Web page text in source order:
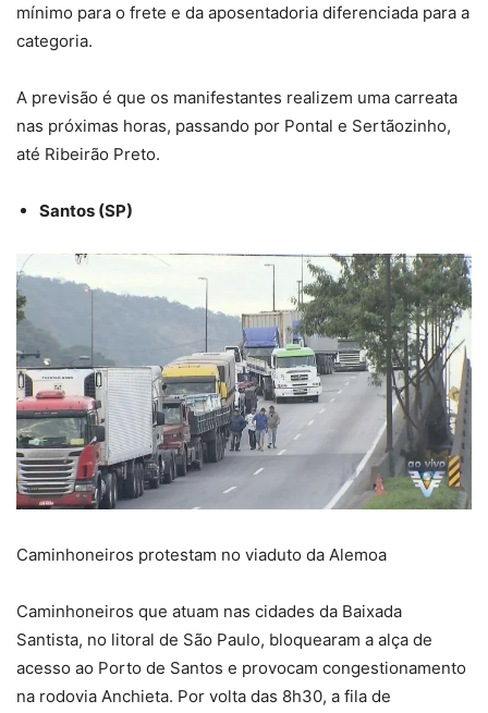
mínimo para o frete e da aposentadoria diferenciada para a
categoria.
A previsão é que os manifestantes realizem uma carreata
nas próximas horas, passando por Pontal e Sertãozinho,
até Ribeirão Preto.
Santos (SP)
Caminhoneiros protestam no viaduto da Alemoa
Caminhoneiros que atuam nas cidades da Baixada
Santista, no litoral de São Paulo, bloquearam a alça de
acesso ao Porto de Santos e provocam congestionamento
na rodovia Anchieta. Por volta das 8h30, a fila de